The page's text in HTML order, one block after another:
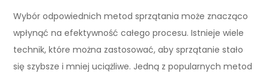
Wybór odpowiednich metod sprzątania może znacząco
wpłynąć na efektywność całego procesu. Istnieje wiele
technik, które można zastosować, aby sprzątanie stało
się szybsze i mniej uciążliwe. Jedną z popularnych metod